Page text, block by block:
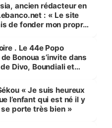
ancien rédacteur en
: « Le site
de fonder mon propre
Popo
Bonoua s’invite dans
Divo, Boundiali et
heureux
l’enfant qui est né il y
se porte très bien »